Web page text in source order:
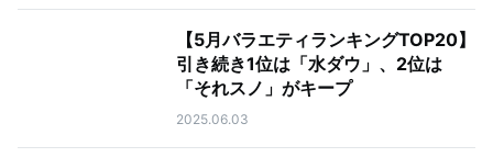
【5月バラエティランキングTOP20】
引き続き1位は「水ダウ」、2位は
「それスノ」がキープ
2025.06.03